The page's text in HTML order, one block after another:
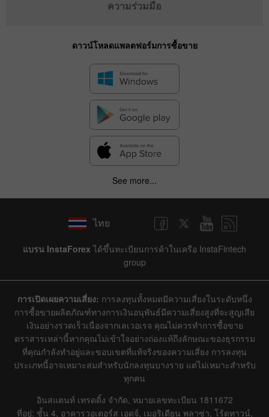
ความร่วมมือ
ดาวน์โหลดแพลตฟอร์มการซื้อขาย
See more...
ไทย
แบรน InstaForex ได้ขึ้นทะเบียนการค้าในเครือ InstaFintech
group
การเปิดเผยความเสี่ยง: การลงทุนทั้งหมดมีความเสี่ยงในระดับหนึ่ง
การซื้อขายผลิตภัณฑ์ทางการเงินอนุพันธ์มีความเสี่ยงสูงที่จะสูญเสีย
เงินอย่างรวดเร็วเนื่องจากเลเวอเรจ คุณไม่ควรทำการซื้อขาย
ตราสารเหล่านี้หากคุณไม่เข้าใจอย่างถ่องแท้ถึงลักษณะของธุรกรรม
ที่คุณกำลังทำอยู่และขอบเขตที่แท้จริงของความเสี่ยง การลงทุน
ประเภทนี้อาจเหมาะสมสำหรับนักลงทุนบางราย แต่ไม่เหมาะสำหรับ
ทุกคน
อินสแตนท์ เทรดดิ้ง จำกัด, หมายเลขทะเบียน 1811672
ที่อยู่: ชั้น 4, อาคารวอเตอร์ส เอดจ์, เมอริเดียน พลาซ่า, โร้ดทาวน์,